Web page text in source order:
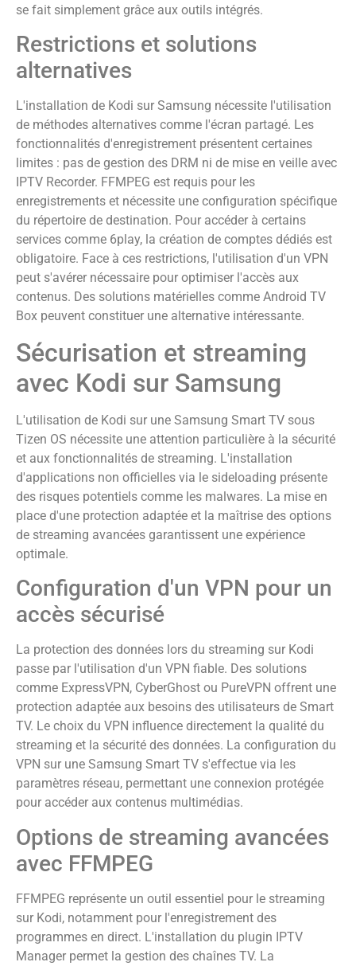
se fait simplement grâce aux outils intégrés.
Restrictions et solutions
alternatives
L'installation de Kodi sur Samsung nécessite l'utilisation
de méthodes alternatives comme l'écran partagé. Les
fonctionnalités d'enregistrement présentent certaines
limites : pas de gestion des DRM ni de mise en veille avec
IPTV Recorder. FFMPEG est requis pour les
enregistrements et nécessite une configuration spécifique
du répertoire de destination. Pour accéder à certains
services comme 6play, la création de comptes dédiés est
obligatoire. Face à ces restrictions, l'utilisation d'un VPN
peut s'avérer nécessaire pour optimiser l'accès aux
contenus. Des solutions matérielles comme Android TV
Box peuvent constituer une alternative intéressante.
Sécurisation et streaming
avec Kodi sur Samsung
L'utilisation de Kodi sur une Samsung Smart TV sous
Tizen OS nécessite une attention particulière à la sécurité
et aux fonctionnalités de streaming. L'installation
d'applications non officielles via le sideloading présente
des risques potentiels comme les malwares. La mise en
place d'une protection adaptée et la maîtrise des options
de streaming avancées garantissent une expérience
optimale.
Configuration d'un VPN pour un
accès sécurisé
La protection des données lors du streaming sur Kodi
passe par l'utilisation d'un VPN fiable. Des solutions
comme ExpressVPN, CyberGhost ou PureVPN offrent une
protection adaptée aux besoins des utilisateurs de Smart
TV. Le choix du VPN influence directement la qualité du
streaming et la sécurité des données. La configuration du
VPN sur une Samsung Smart TV s'effectue via les
paramètres réseau, permettant une connexion protégée
pour accéder aux contenus multimédias.
Options de streaming avancées
avec FFMPEG
FFMPEG représente un outil essentiel pour le streaming
sur Kodi, notamment pour l'enregistrement des
programmes en direct. L'installation du plugin IPTV
Manager permet la gestion des chaînes TV. La